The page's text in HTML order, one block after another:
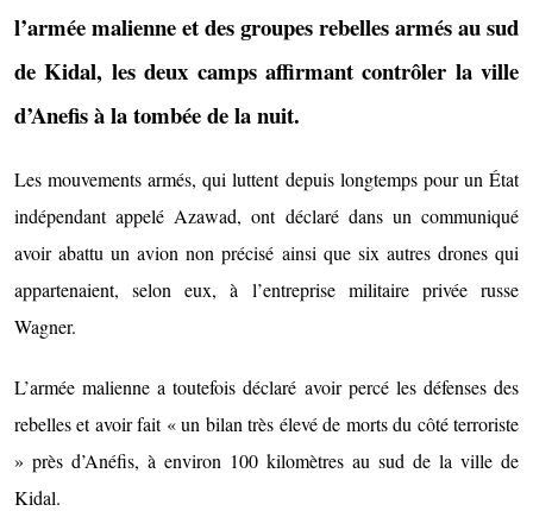
l’armée malienne et des groupes rebelles armés au sud
de Kidal, les deux camps affirmant contrôler la ville
d’Anefis à la tombée de la nuit.
Les mouvements armés, qui luttent depuis longtemps pour un État
indépendant appelé Azawad, ont déclaré dans un communiqué
avoir abattu un avion non précisé ainsi que six autres drones qui
appartenaient, selon eux, à l’entreprise militaire privée russe
Wagner.
L’armée malienne a toutefois déclaré avoir percé les défenses des
rebelles et avoir fait « un bilan très élevé de morts du côté terroriste
» près d’Anéfis, à environ 100 kilomètres au sud de la ville de
Kidal.